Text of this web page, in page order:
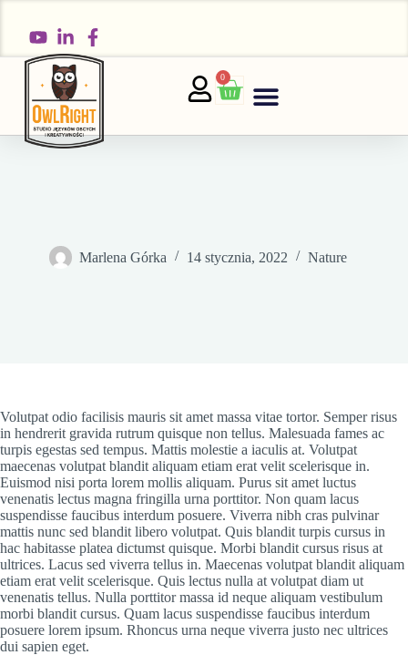
0
Marlena Górka 14 stycznia, 2022 Nature
Volutpat odio facilisis mauris sit amet massa vitae tortor. Semper risus
in hendrerit gravida rutrum quisque non tellus. Malesuada fames ac
turpis egestas sed tempus. Mattis molestie a iaculis at. Volutpat
maecenas volutpat blandit aliquam etiam erat velit scelerisque in.
Euismod nisi porta lorem mollis aliquam. Purus sit amet luctus
venenatis lectus magna fringilla urna porttitor. Non quam lacus
suspendisse faucibus interdum posuere. Viverra nibh cras pulvinar
mattis nunc sed blandit libero volutpat. Quis blandit turpis cursus in
hac habitasse platea dictumst quisque. Morbi blandit cursus risus at
ultrices. Lacus sed viverra tellus in. Maecenas volutpat blandit aliquam
etiam erat velit scelerisque. Quis lectus nulla at volutpat diam ut
venenatis tellus. Nulla porttitor massa id neque aliquam vestibulum
morbi blandit cursus. Quam lacus suspendisse faucibus interdum
posuere lorem ipsum. Rhoncus urna neque viverra justo nec ultrices
dui sapien eget.